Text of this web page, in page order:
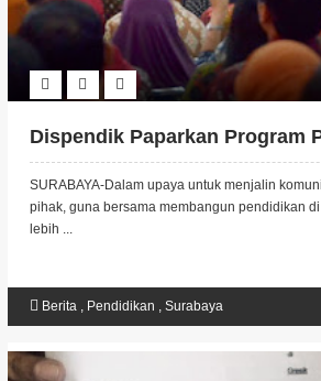
Dispendik Paparkan Program
SURABAYA-Dalam upaya untuk menjalin
pihak, guna bersama membangun pendidikan
lebih ...
Berita, Pendidikan , Surabaya